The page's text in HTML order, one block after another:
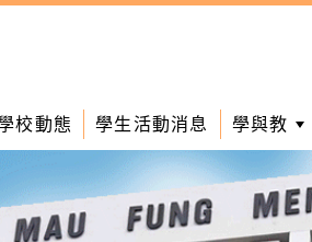
校動態 學生活動消息 學與教